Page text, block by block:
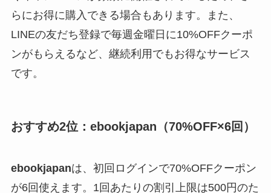
らにお得に購入できる場合もあります。また、
LINEの友だち登録で毎週金曜日に10%OFFクーポ
ンがもらえるなど、継続利用でもお得なサービス
です。
おすすめ2位：ebookjapan（70%OFF×6回）
ebookjapanは、初回ログインで70%OFFクーポン
が6回使えます。1回あたりの割引上限は500円のた